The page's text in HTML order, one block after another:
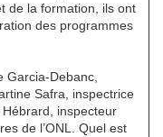
de la formation, ils ont
des programmes
Garcia-Debanc,
Safra, inspectrice
inspecteur
de l’ONL. Quel est